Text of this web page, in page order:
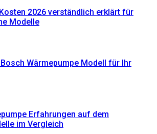
2026 verständlich erklärt für
Modelle
Wärmepumpe Modell für Ihr
Erfahrungen auf dem
im Vergleich